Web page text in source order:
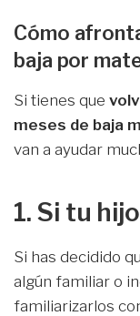
Cómo
baja por
Si tienes que
meses de baja
van a ayudar
1. Si tu
Si has decidido
algún familiar o
familiarizarlos